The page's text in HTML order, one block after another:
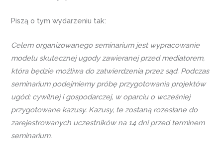
Piszą o tym wydarzeniu tak:
Celem organizowanego seminarium jest wypracowanie
modelu skutecznej ugody zawieranej przed mediatorem,
która będzie możliwa do zatwierdzenia przez sąd. Podczas
seminarium podejmiemy próbę przygotowania projektów
ugód: cywilnej i gospodarczej, w oparciu o wcześniej
przygotowane kazusy. Kazusy, te zostaną rozesłane do
zarejestrowanych uczestników na 14 dni przed terminem
seminarium.